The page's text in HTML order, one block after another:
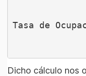
Tasa de
Dicho cálculo nos